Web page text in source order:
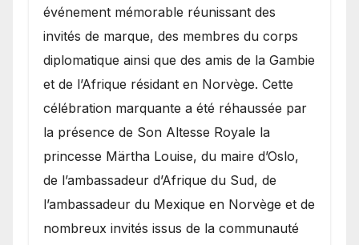
événement mémorable réunissant des
invités de marque, des membres du corps
diplomatique ainsi que des amis de la Gambie
et de l’Afrique résidant en Norvège. Cette
célébration marquante a été réhaussée par
la présence de Son Altesse Royale la
princesse Märtha Louise, du maire d’Oslo,
de l’ambassadeur d’Afrique du Sud, de
l’ambassadeur du Mexique en Norvège et de
nombreux invités issus de la communauté